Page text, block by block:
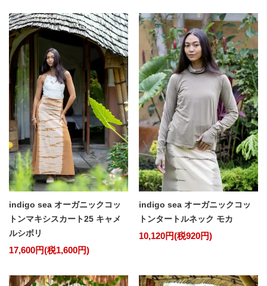
indigo sea オーガニックコッ
トンマキシスカート25 キャメ
ルシボリ
17,600円(税1,600円)
indigo sea オーガニックコッ
トンタートルネック モカ
10,120円(税920円)